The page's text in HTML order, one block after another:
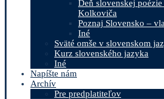
Deň slovenskej
Kolkoviča
Poznaj Slovensko –
Iné
Sväté omše v slovenskom
Kurz slovenského jazyka
Iné
Napíšte nám
Archív
Pre predplatiteľov